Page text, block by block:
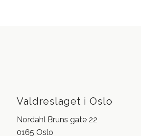
Valdreslaget i Oslo
Nordahl Bruns gate 22
0165 Oslo